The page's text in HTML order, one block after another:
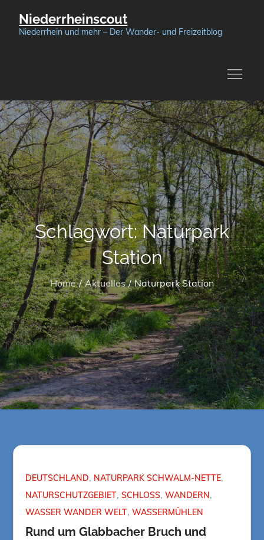
Niederrheinscout
Niederrhein und mehr – Der Wander- und Freizeitblog
Schlagwort:Naturpark
Station
Home Aktuelles Naturpark Station
DEUTSCHLAND NATURPARK SCHWALM-NETTE
NATURSCHUTZGEBIET SCHLOSS WANDERN
WASSER WANDER WELT WASSERMÜHLEN
Rund um Glabbacher Bruch und